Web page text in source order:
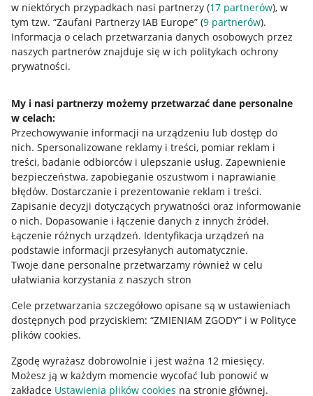
w niektórych przypadkach nasi partnerzy (17 partnerów), w
tym tzw. “Zaufani Partnerzy IAB Europe” (9 partnerów).
Informacja o celach przetwarzania danych osobowych przez
naszych partnerów znajduje się w ich politykach ochrony
prywatności.
My i nasi partnerzy możemy przetwarzać dane personalne
w celach:
Przechowywanie informacji na urządzeniu lub dostęp do
nich. Spersonalizowane reklamy i treści, pomiar reklam i
treści, badanie odbiorców i ulepszanie usług. Zapewnienie
bezpieczeństwa, zapobieganie oszustwom i naprawianie
błędów. Dostarczanie i prezentowanie reklam i treści.
Zapisanie decyzji dotyczących prywatności oraz informowanie
o nich. Dopasowanie i łączenie danych z innych źródeł.
Łączenie różnych urządzeń. Identyfikacja urządzeń na
podstawie informacji przesyłanych automatycznie.
Twoje dane personalne przetwarzamy również w celu
ułatwiania korzystania z naszych stron
Cele przetwarzania szczegółowo opisane są w ustawieniach
dostępnych pod przyciskiem: “ZMIENIAM ZGODY” i w Polityce
plików cookies.
Zgodę wyrażasz dobrowolnie i jest ważna 12 miesięcy.
Możesz ją w każdym momencie wycofać lub ponowić w
zakładce Ustawienia plików cookies na stronie głównej.
Mapa miejscowości
Informacje prawne
Regulamin
Polityka plików "cookies"
Ustawienia plików "cookies"
Udostępnianie lokalizacji
Informacje dla Aktu o Usługach Cyfrowych
Pobierz aplikację
Korzystanie z serwisu oznacza akceptacjęregulaminu.